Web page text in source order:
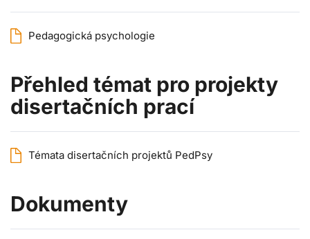
Pedagogická psychologie
Přehled témat pro projekty
disertačních prací
Témata disertačních projektů PedPsy
Dokumenty